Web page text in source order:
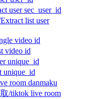
user sec_user_id
list user
video id
video id
unique_id
unique_id
room danmaku
/tiktok live room